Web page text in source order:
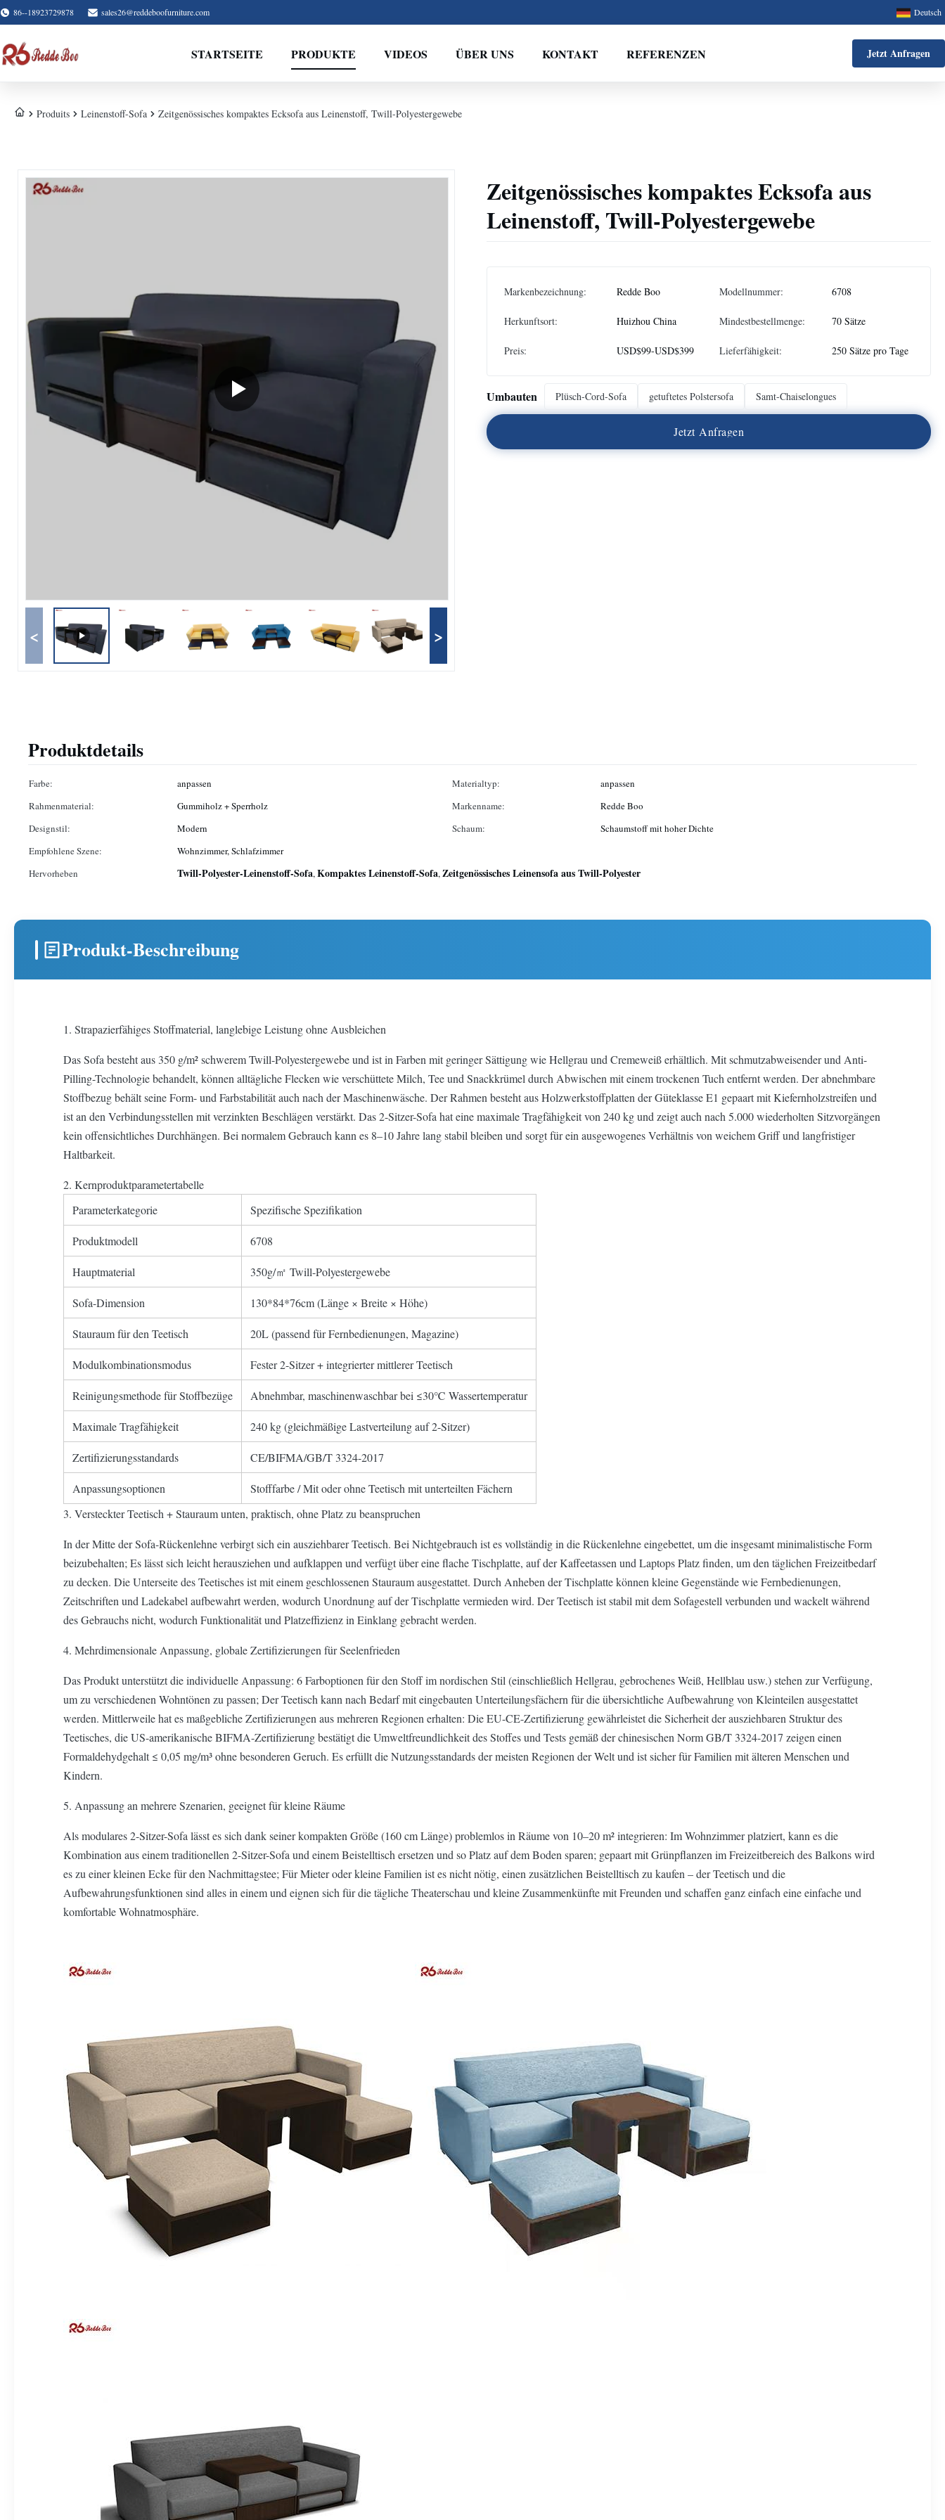
86--18923729878 sales26@reddeboofurniture.com Deutsch
STARTSEITE PRODUKTE VIDEOS ÜBER UNS KONTAKT REFERENZEN Jetzt Anfragen
Produits Leinenstoff-Sofa Zeitgenössisches kompaktes Ecksofa aus Leinenstoff, Twill-Polyestergewebe
< >
Zeitgenössisches kompaktes Ecksofa aus
Leinenstoff, Twill-Polyestergewebe
Markenbezeichnung: Redde Boo Modellnummer: 6708
Herkunftsort: Huizhou China Mindestbestellmenge: 70 Sätze
Preis: USD$99-USD$399 Lieferfähigkeit: 250 Sätze pro Tage
Umbauten Plüsch-Cord-Sofa getuftetes Polstersofa Samt-Chaiselongues
Jetzt Anfragen
Produktdetails
Farbe: anpassen Materialtyp:
anpassen
Rahmenmaterial:
Gummiholz ​​+ Sperrholz Markenname:
Redde Boo
Designstil:
Modern Schaum:
Schaumstoff mit hoher Dichte
Empfohlene Szene:
Wohnzimmer, Schlafzimmer
Hervorheben
Twill-Polyester-Leinenstoff-Sofa,Kompaktes Leinenstoff-Sofa,Zeitgenössisches Leinensofa aus Twill-Polyester
Produkt-Beschreibung
1. Strapazierfähiges Stoffmaterial, langlebige Leistung ohne Ausbleichen
Das Sofa besteht aus 350 g/m² schwerem Twill-Polyestergewebe und ist in Farben mit geringer Sättigung wie Hellgrau und Cremeweiß erhältlich. Mit schmutzabweisender und Anti-
Pilling-Technologie behandelt, können alltägliche Flecken wie verschüttete Milch, Tee und Snackkrümel durch Abwischen mit einem trockenen Tuch entfernt werden. Der abnehmbare
Stoffbezug behält seine Form- und Farbstabilität auch nach der Maschinenwäsche. Der Rahmen besteht aus Holzwerkstoffplatten der Güteklasse E1 gepaart mit Kiefernholzstreifen und
ist an den Verbindungsstellen mit verzinkten Beschlägen verstärkt. Das 2-Sitzer-Sofa hat eine maximale Tragfähigkeit von 240 kg und zeigt auch nach 5.000 wiederholten Sitzvorgängen
kein offensichtliches Durchhängen. Bei normalem Gebrauch kann es 8–10 Jahre lang stabil bleiben und sorgt für ein ausgewogenes Verhältnis von weichem Griff und langfristiger
Haltbarkeit.
2. Kernproduktparametertabelle
Parameterkategorie
Spezifische Spezifikation
Produktmodell 6708
Hauptmaterial 350g/㎡ Twill-Polyestergewebe
Sofa-Dimension 130*84*76cm (Länge × Breite × Höhe)
Stauraum für den Teetisch 20L (passend für Fernbedienungen, Magazine)
Modulkombinationsmodus Fester 2-Sitzer + integrierter mittlerer Teetisch
Reinigungsmethode für Stoffbezüge Abnehmbar, maschinenwaschbar bei ≤30℃ Wassertemperatur
Maximale Tragfähigkeit 240 kg (gleichmäßige Lastverteilung auf 2-Sitzer)
Zertifizierungsstandards CE/BIFMA/GB/T 3324-2017
Anpassungsoptionen
Stofffarbe / Mit oder ohne Teetisch mit unterteilten Fächern
3. Versteckter Teetisch + Stauraum unten, praktisch, ohne Platz zu beanspruchen
In der Mitte der Sofa-Rückenlehne verbirgt sich ein ausziehbarer Teetisch. Bei Nichtgebrauch ist es vollständig in die Rückenlehne eingebettet, um die insgesamt minimalistische Form
beizubehalten; Es lässt sich leicht herausziehen und aufklappen und verfügt über eine flache Tischplatte, auf der Kaffeetassen und Laptops Platz finden, um den täglichen Freizeitbedarf
zu decken. Die Unterseite des Teetisches ist mit einem geschlossenen Stauraum ausgestattet. Durch Anheben der Tischplatte können kleine Gegenstände wie Fernbedienungen,
Zeitschriften und Ladekabel aufbewahrt werden, wodurch Unordnung auf der Tischplatte vermieden wird. Der Teetisch ist stabil mit dem Sofagestell verbunden und wackelt während
des Gebrauchs nicht, wodurch Funktionalität und Platzeffizienz in Einklang gebracht werden.
4. Mehrdimensionale Anpassung, globale Zertifizierungen für Seelenfrieden
Das Produkt unterstützt die individuelle Anpassung: 6 Farboptionen für den Stoff im nordischen Stil (einschließlich Hellgrau, gebrochenes Weiß, Hellblau usw.) stehen zur Verfügung,
um zu verschiedenen Wohntönen zu passen; Der Teetisch kann nach Bedarf mit eingebauten Unterteilungsfächern für die übersichtliche Aufbewahrung von Kleinteilen ausgestattet
werden. Mittlerweile hat es maßgebliche Zertifizierungen aus mehreren Regionen erhalten: Die EU-CE-Zertifizierung gewährleistet die Sicherheit der ausziehbaren Struktur des
Teetisches, die US-amerikanische BIFMA-Zertifizierung bestätigt die Umweltfreundlichkeit des Stoffes und Tests gemäß der chinesischen Norm GB/T 3324-2017 zeigen einen
Formaldehydgehalt ≤ 0,05 mg/m³ ohne besonderen Geruch. Es erfüllt die Nutzungsstandards der meisten Regionen der Welt und ist sicher für Familien mit älteren Menschen und
Kindern.
5. Anpassung an mehrere Szenarien, geeignet für kleine Räume
Als modulares 2-Sitzer-Sofa lässt es sich dank seiner kompakten Größe (160 cm Länge) problemlos in Räume von 10–20 m² integrieren: Im Wohnzimmer platziert, kann es die
Kombination aus einem traditionellen 2-Sitzer-Sofa und einem Beistelltisch ersetzen und so Platz auf dem Boden sparen; gepaart mit Grünpflanzen im Freizeitbereich des Balkons wird
es zu einer kleinen Ecke für den Nachmittagstee; Für Mieter oder kleine Familien ist es nicht nötig, einen zusätzlichen Beistelltisch zu kaufen – der Teetisch und die
Aufbewahrungsfunktionen sind alles in einem und eignen sich für die tägliche Theaterschau und kleine Zusammenkünfte mit Freunden und schaffen ganz einfach eine einfache und
komfortable Wohnatmosphäre.